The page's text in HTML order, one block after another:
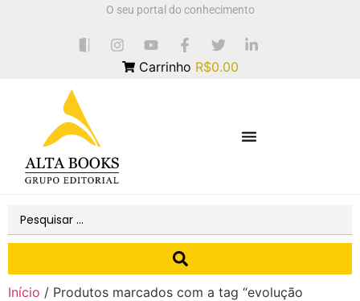
O seu portal do conhecimento
Carrinho R$0.00
Início / Produtos marcados com a tag “evolução